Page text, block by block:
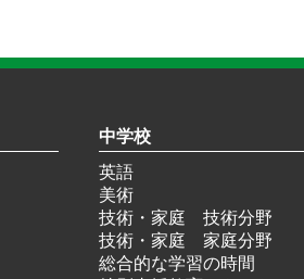
中学校
英語
美術
技術・家庭 技術分野
技術・家庭 家庭分野
総合的な学習の時間